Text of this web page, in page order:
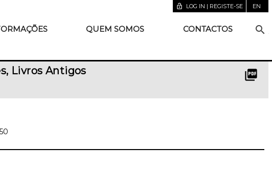
lock_open LOG IN | REGISTE-SE EN
QUEM SOMOS CONTACTOS search
Livros Antigos picture_as_pdf